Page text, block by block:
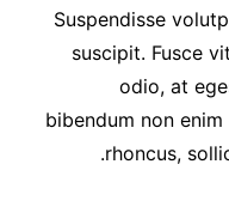
Suspendisse
suscipit. Fusce
odio, at
bibendum non
rhoncus,